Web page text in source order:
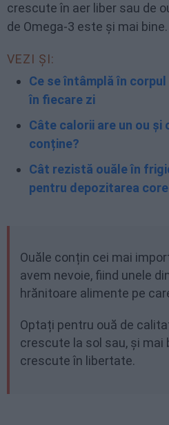
crescute în aer liber sau de
de Omega-3 este și mai bine.
VEZI ȘI:
Ce se întâmplă în
în fiecare zi
Câte calorii are un ou
conține?
Cât rezistă ouăle în
pentru depozitarea
Ouăle conțin cei mai
avem nevoie, fiind unele
hrănitoare alimente pe
Optați pentru ouă de
crescute la sol sau, și mai
crescute în libertate.